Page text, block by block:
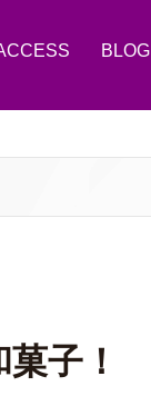
BLOG
子！